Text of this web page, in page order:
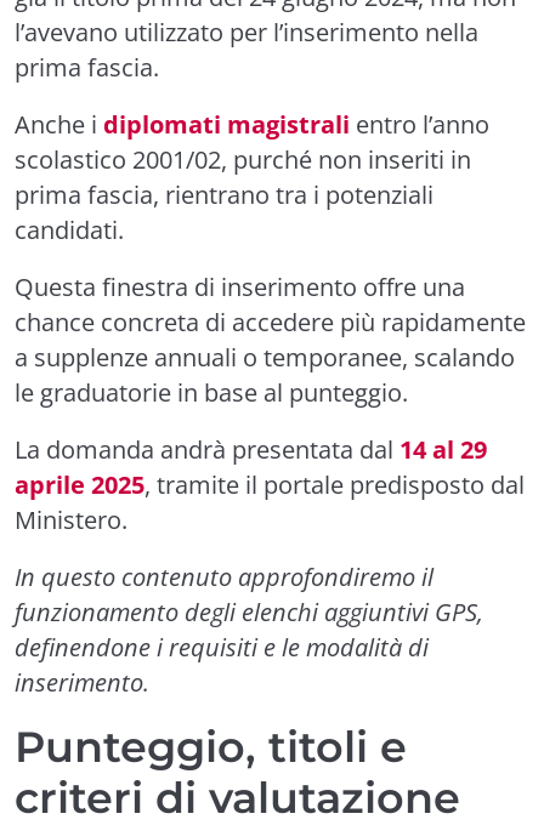
l’avevano utilizzato per l’inserimento nella
prima fascia.
Anche i diplomati magistrali entro l’anno
scolastico 2001/02, purché non inseriti in
prima fascia, rientrano tra i potenziali
candidati.
Questa finestra di inserimento offre una
chance concreta di accedere più rapidamente
a supplenze annuali o temporanee, scalando
le graduatorie in base al punteggio.
La domanda andrà presentata dal 14 al 29
aprile 2025, tramite il portale predisposto dal
Ministero.
In questo contenuto approfondiremo il
funzionamento degli elenchi aggiuntivi GPS,
definendone i requisiti e le modalità di
inserimento.
Punteggio, titoli e
criteri di valutazione